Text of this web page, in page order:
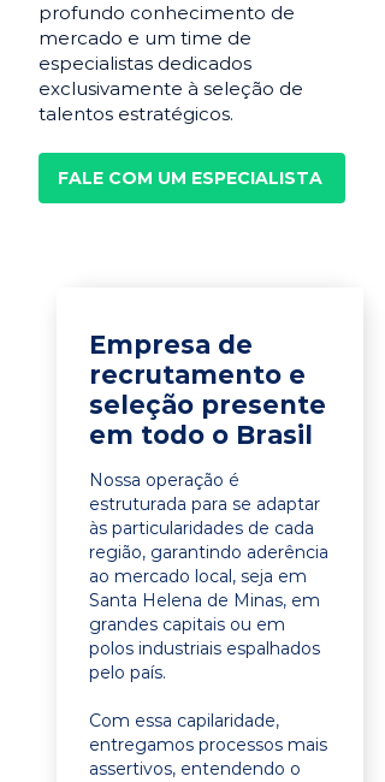
profundo conhecimento de
mercado e um time de
especialistas dedicados
exclusivamente à seleção de
talentos estratégicos.
FALE COM UM ESPECIALISTA
Empresa de
recrutamento e
seleção presente
em todo o Brasil
Nossa operação é
estruturada para se adaptar
às particularidades de cada
região, garantindo aderência
ao mercado local, seja em
Santa Helena de Minas, em
grandes capitais ou em
polos industriais espalhados
pelo país.
Com essa capilaridade,
entregamos processos mais
assertivos, entendendo o